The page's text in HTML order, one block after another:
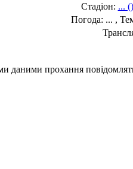
Стадіон: ... ()
Погода: ... ,
даними прохання